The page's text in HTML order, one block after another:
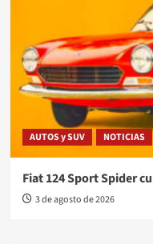
AUTOS y SUV NOTICIAS
Fiat 124 Sport Spider
3 de agosto de 2026